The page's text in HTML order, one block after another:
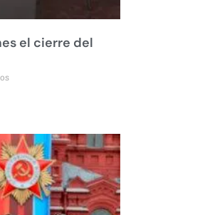
el cierre del